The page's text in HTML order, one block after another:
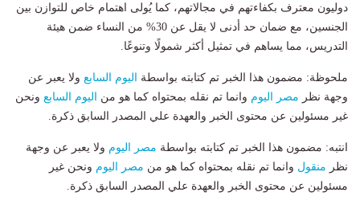
دوليون معترف بكفاءتهم في مجالاتهم، كما يُولى اهتمام خاص للتوازن بين
الجنسين، مع ضمان حد أدنى لا يقل عن 30% من النساء ضمن هيئة
التدريس، مما يساهم في تمثيل أكثر شمولًا وتنوعًا.
ملحوظة: مضمون هذا الخبر تم كتابته بواسطة اليوم السابع ولا يعبر عن
وجهة نظر مصر اليوم وانما تم نقله بمحتواه كما هو من اليوم السابع ونحن
غير مسئولين عن محتوى الخبر والعهدة علي المصدر السابق ذكرة.
انتبه: مضمون هذا الخبر تم كتابته بواسطة مصر اليوم ولا يعبر عن وجهة
نظر منقول وانما تم نقله بمحتواه كما هو من مصر اليوم ونحن غير
مسئولين عن محتوى الخبر والعهدة علي المصدر السابق ذكرة.